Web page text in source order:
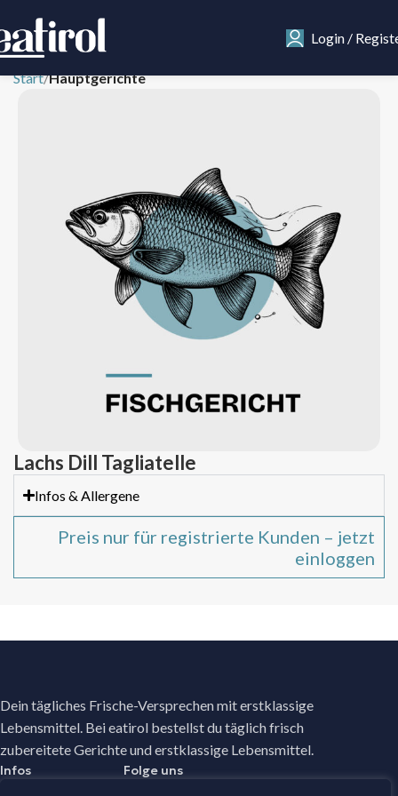
Login /
Start Hauptgerichte
Lachs Dill Tagliatelle
Infos & Allergene
Preis nur für registrierte Kunden – jetzt
einloggen
Dein tägliches Frische-Versprechen mit erstklassige
Lebensmittel. Bei eatirol bestellst du täglich frisch
zubereitete Gerichte und erstklassige Lebensmittel.
Infos Folge uns